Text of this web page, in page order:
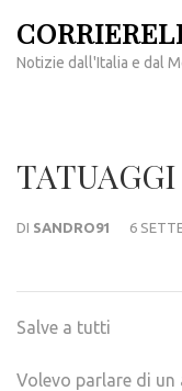
contenuto
Notizie dall'Italia e dal
TATUAGGI
DI SANDRO91 6
Salve a tutti
Volevo parlare di